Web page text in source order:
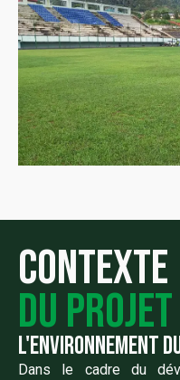
Contexte
du projet
l'environnement
Dans le cadre du